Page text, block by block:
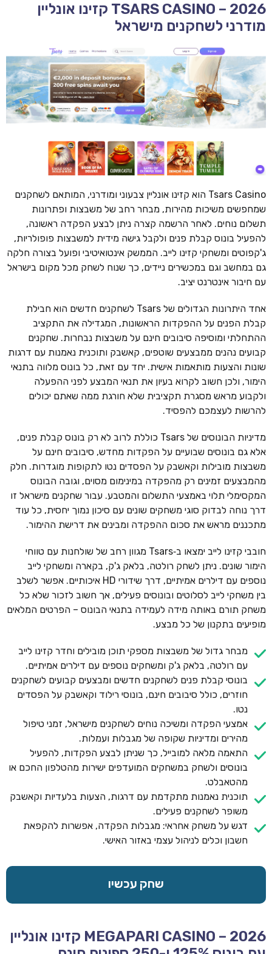
TSARS CASINO – 2026 קזינו אונליין
מודרני לשחקנים מישראל
Tsars Casino הוא קזינו אונליין צבעוני ומודרני, המותאם לשחקנים
שמחפשים משיכות מהירות, מבחר רחב של משבצות ופתרונות
תשלום נוחים. לאחר הרשמה קצרה ניתן לבצע הפקדה ראשונה,
להפעיל בונוס קבלת פנים ולקבל גישה מידית למשבצות פופולריות,
ג'קפוטים ומשחקי קזינו לייב. הממשק אינטואיטיבי ופועל בצורה חלקה
גם במחשב וגם במכשירים ניידים, כך שנוח לשחק מכל מקום בישראל
עם חיבור אינטרנט יציב.
אחד היתרונות הגדולים של Tsars לשחקנים חדשים הוא חבילת
קבלת הפנים על ההפקדות הראשונות, המגדילה את התקציב
ההתחלתי ומוסיפה סיבובים חינם על משבצות נבחרות. שחקנים
קבועים נהנים ממבצעים שוטפים, קאשבק ותוכנית נאמנות עם דרגות
שונות והצעות מותאמות אישית. יחד עם זאת, כל בונוס מלווה בתנאי
הימור, ולכן חשוב לקרוא בעיון את תנאי המבצע לפני ההפעלה
ולקבוע מראש מסגרת תקציבית שלא חורגת ממה שאתם יכולים
להרשות לעצמכם להפסיד.
מדיניות הבונוסים של Tsars כוללת לרוב לא רק בונוס קבלת פנים,
אלא גם בונוסים שבועיים על הפקדות מחדש, סיבובים חינם על
משבצות מובילות וקאשבק על הפסדים נטו לתקופות מוגדרות. חלק
מהמבצעים זמינים רק מהפקדה במינימום מסוים, וגובה הבונוס
המקסימלי תלוי באמצעי התשלום והמטבע. עבור שחקנים מישראל זו
דרך נוחה לבדוק סוגי משחקים שונים עם סיכון נמוך יחסית, כל עוד
מתכננים מראש את סכום ההפקדה ומבינים את דרישת ההימור.
חובבי קזינו לייב ימצאו ב‑Tsars מגוון רחב של שולחנות עם טווחי
הימור שונים. ניתן לשחק רולטה, בלאק ג'ק, בקארה ומשחקי לייב
נוספים עם דילרים אמיתיים, דרך שידורי HD איכותיים. אפשר לשלב
בין משחקי לייב לסלוטים ובונוסים פעילים, אך חשוב לזכור שלא כל
משחק תורם באותה מידה לעמידה בתנאי הבונוס – הפרטים המלאים
מופיעים בתקנון של כל מבצע.
מבחר גדול של משבצות מספקי תוכן מובילים וחדר קזינו לייב
עם רולטה, בלאק ג'ק ומשחקים נוספים עם דילרים אמיתיים.
בונוסי קבלת פנים לשחקנים חדשים ומבצעים קבועים לשחקנים
חוזרים, כולל סיבובים חינם, בונוסי רילוד וקאשבק על הפסדים
נטו.
אמצעי הפקדה ומשיכה נוחים לשחקנים מישראל, זמני טיפול
מהירים ומדיניות שקופה של מגבלות ועמלות.
התאמה מלאה למובייל, כך שניתן לבצע הפקדות, להפעיל
בונוסים ולשחק במשחקים המועדפים ישירות מהטלפון החכם או
מהטאבלט.
תוכנית נאמנות מתקדמת עם דרגות, הצעות בלעדיות וקאשבק
משופר לשחקנים פעילים.
דגש על משחק אחראי: מגבלות הפקדה, אפשרות להקפאת
חשבון וכלים לניהול עצמי באזור האישי.
שחק עכשיו
MEGAPARI CASINO – 2026 קזינו אונליין